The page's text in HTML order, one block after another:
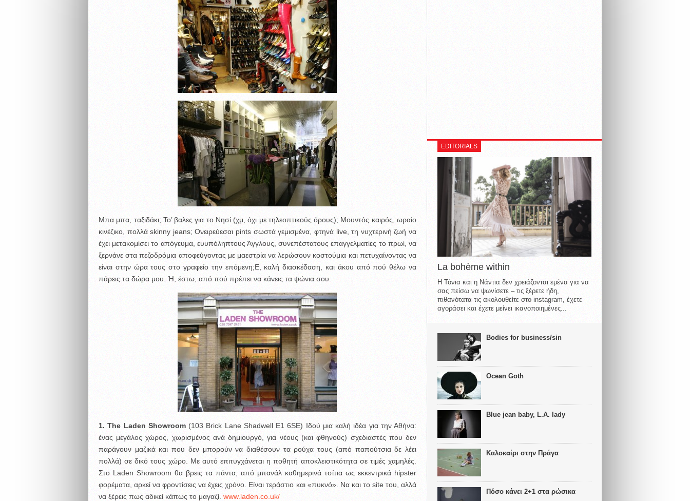
Μπα μπα, ταξιδάκι; Το’ βαλες για το Νησί (χμ, όχι με τηλεοπτικούς όρους); Μουντός καιρός, ωραίο
κινέζικο, πολλά skinny jeans; Ονειρεύεσαι pints σωστά γεμισμένα, φτηνά live, τη νυχτερινή ζωή να
έχει μετακομίσει το απόγευμα, ευυπόληπτους Άγγλους, συνεπέστατους επαγγελματίες το πρωί, να
ξερνάνε στα πεζοδρόμια αποφεύγοντας με μαεστρία να λερώσουν κοστούμια και πετυχαίνοντας να
είναι στην ώρα τους στο γραφείο την επόμενη;Ε, καλή διασκέδαση, και άκου από πού θέλω να
πάρεις τα δώρα μου. Ή, έστω, από πού πρέπει να κάνεις τα ψώνια σου.
1.The Laden Showroom(103 Brick Lane Shadwell E1 6SE) Ιδού μια καλή ιδέα για την Αθήνα:
ένας μεγάλος χώρος, χωρισμένος ανά δημιουργό, για νέους (και φθηνούς) σχεδιαστές που δεν
παράγουν μαζικά και που δεν μπορούν να διαθέσουν τα ρούχα τους (από παπούτσια δε λέει
πολλά) σε δικό τους χώρο. Με αυτό επιτυγχάνεται η ποθητή αποκλειστικότητα σε τιμές χαμηλές.
Στο Laden Showroom θα βρεις τα πάντα, από μπανάλ καθημερινά τσίτια ως εκκεντρικά hipster
φορέματα, αρκεί να φροντίσεις να έχεις χρόνο. Είναι τεράστιο και «πυκνό». Να και το site του, αλλά
να ξέρεις πως αδικεί κάπως το μαγαζί. www.laden.co.uk/
EDITORIALS
La bohème within
Η Τόνια και η Νάντια δεν χρειάζονται εμένα για να
σας πείσω να ψωνίσετε – τις ξέρετε ήδη,
πιθανότατα τις ακολουθείτε στο instagram, έχετε
αγοράσει και έχετε μείνει ικανοποιημένες...
Bodies for business/sin
Ocean Goth
Blue jean baby, L.A. lady
Καλοκαίρι στην Πράγα
Πόσο κάνει 2+1 στα ρώσικα